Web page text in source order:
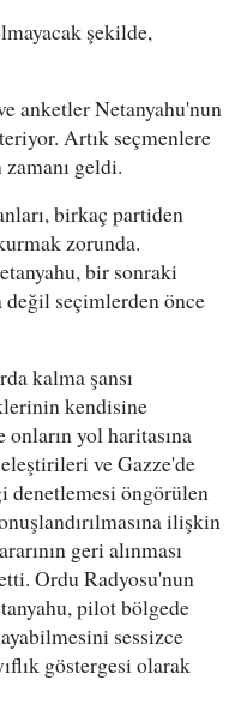
şekilde,
anketler Netanyahu'nun
Artık seçmenlere
geldi.
birkaç partiden
zorunda.
bir sonraki
seçimlerden önce
kalma şansı
kendisine
onların yol haritasına
ve Gazze'de
öngörülen
ilişkin
geri alınması
Ordu Radyosu'nun
pilot bölgede
sessizce
göstergesi olarak